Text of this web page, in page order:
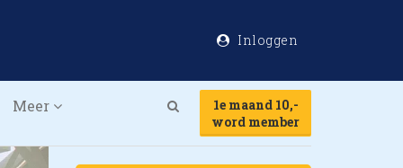
Inloggen
Meer
1e maand 10,-
word member